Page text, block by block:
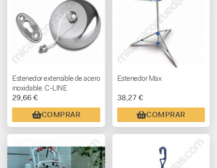
Estenedor extensible de acero
inoxidable. C-LINE
29,66 €
COMPRAR
Estenedor Max
38,27 €
COMPRAR